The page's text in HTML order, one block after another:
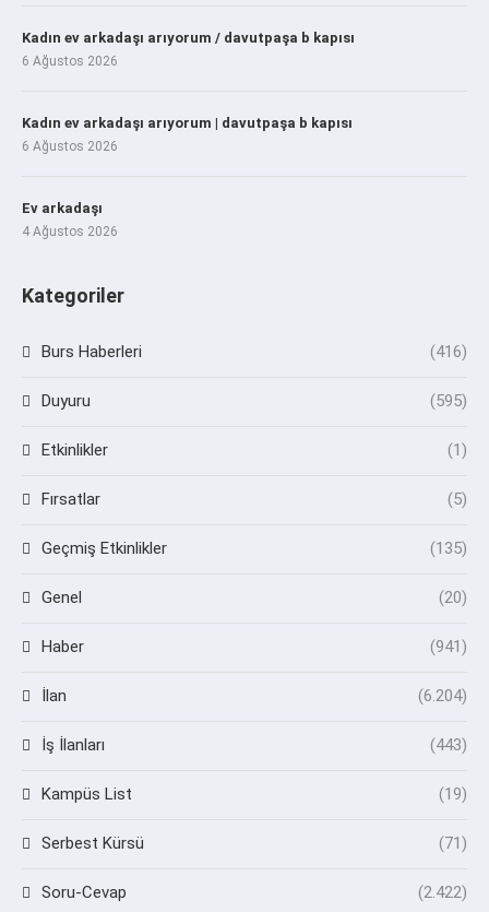
Kadın ev arkadaşı arıyorum / davutpaşa b kapısı
6 Ağustos 2026
Kadın ev arkadaşı arıyorum | davutpaşa b kapısı
6 Ağustos 2026
Ev arkadaşı
4 Ağustos 2026
Kategoriler
Burs Haberleri (416)
Duyuru (595)
Etkinlikler (1)
Fırsatlar (5)
Geçmiş Etkinlikler (135)
Genel (20)
Haber (941)
İlan (6.204)
İş İlanları (443)
Kampüs List (19)
Serbest Kürsü (71)
Soru-Cevap (2.422)